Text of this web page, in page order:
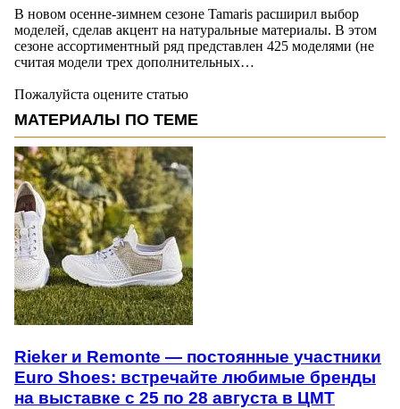
В новом осенне-зимнем сезоне Tamaris расширил выбор
моделей, сделав акцент на натуральные материалы. В этом
сезоне ассортиментный ряд представлен 425 моделями (не
считая модели трех дополнительных…
Пожалуйста оцените статью
МАТЕРИАЛЫ ПО ТЕМЕ
Rieker и Remonte — постоянные участники
Euro Shoes: встречайте любимые бренды
на выставке с 25 по 28 августа в ЦМТ